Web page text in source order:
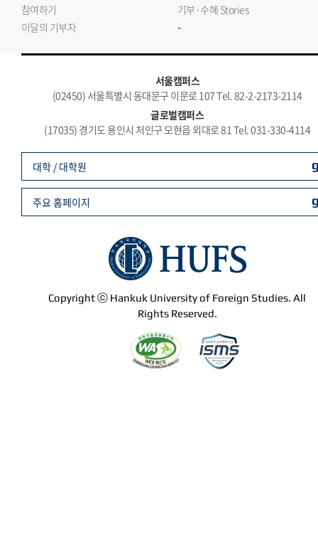
참여하기
기부·수혜 Stories
이달의 기부자
-
서울캠퍼스
(02450) 서울특별시 동대문구 이문로 107 Tel. 82-2-2173-2114
글로벌캠퍼스
(17035) 경기도 용인시 처인구 모현읍 외대로 81 Tel. 031-330-4114
Copyright ⓒ Hankuk University of Foreign Studies. All
Rights Reserved.
대학 / 대학원
주요 홈페이지